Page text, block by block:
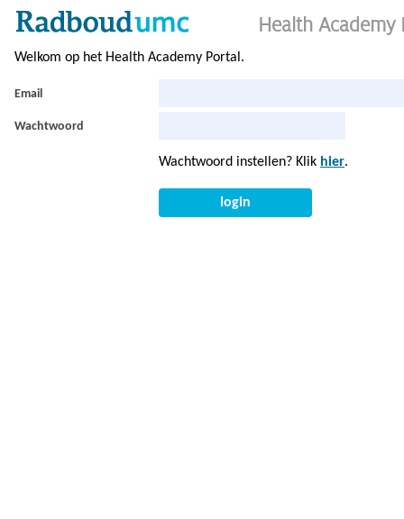
Health Academy
Welkom op het Health Academy Portal.
Email
Wachtwoord
Wachtwoord instellen? Klik hier.
login